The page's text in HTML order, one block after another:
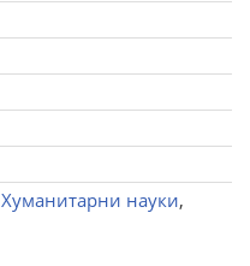
Хуманитарни науки,